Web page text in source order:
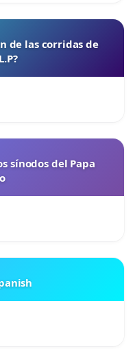
de las corridas de
sínodos del Papa